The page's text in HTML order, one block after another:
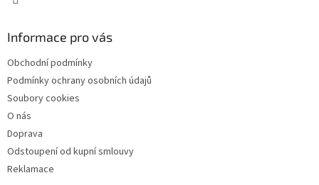
Informace pro vás
Obchodní podmínky
Podmínky ochrany osobních údajů
Soubory cookies
O nás
Doprava
Odstoupení od kupní smlouvy
Reklamace